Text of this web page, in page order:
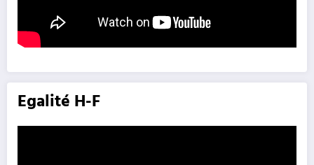
Egalité H-F